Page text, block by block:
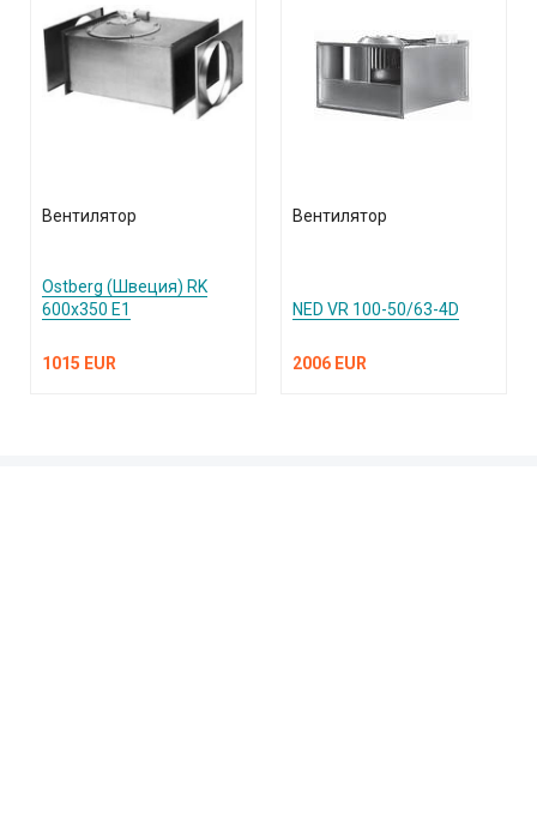
Вентилятор
Ostberg (Швеция) RK
600х350 Е1
1015 EUR
Вентилятор
NED VR 100-50/63-4D
2006 EUR